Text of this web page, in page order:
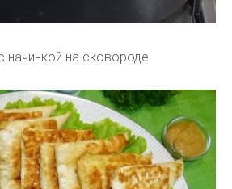
начинкой на сковороде